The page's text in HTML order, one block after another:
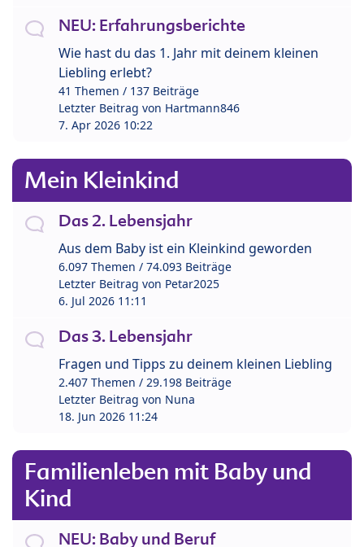
NEU: Erfahrungsberichte
Wie hast du das 1. Jahr mit deinem kleinen
Liebling erlebt?
41 Themen / 137 Beiträge
Letzter Beitrag von Hartmann846
7. Apr 2026 10:22
Mein Kleinkind
Das 2. Lebensjahr
Aus dem Baby ist ein Kleinkind geworden
6.097 Themen / 74.093 Beiträge
Letzter Beitrag von Petar2025
6. Jul 2026 11:11
Das 3. Lebensjahr
Fragen und Tipps zu deinem kleinen Liebling
2.407 Themen / 29.198 Beiträge
Letzter Beitrag von Nuna
18. Jun 2026 11:24
Familienleben mit Baby und
Kind
NEU: Baby und Beruf